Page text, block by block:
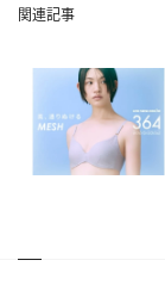
関連記事